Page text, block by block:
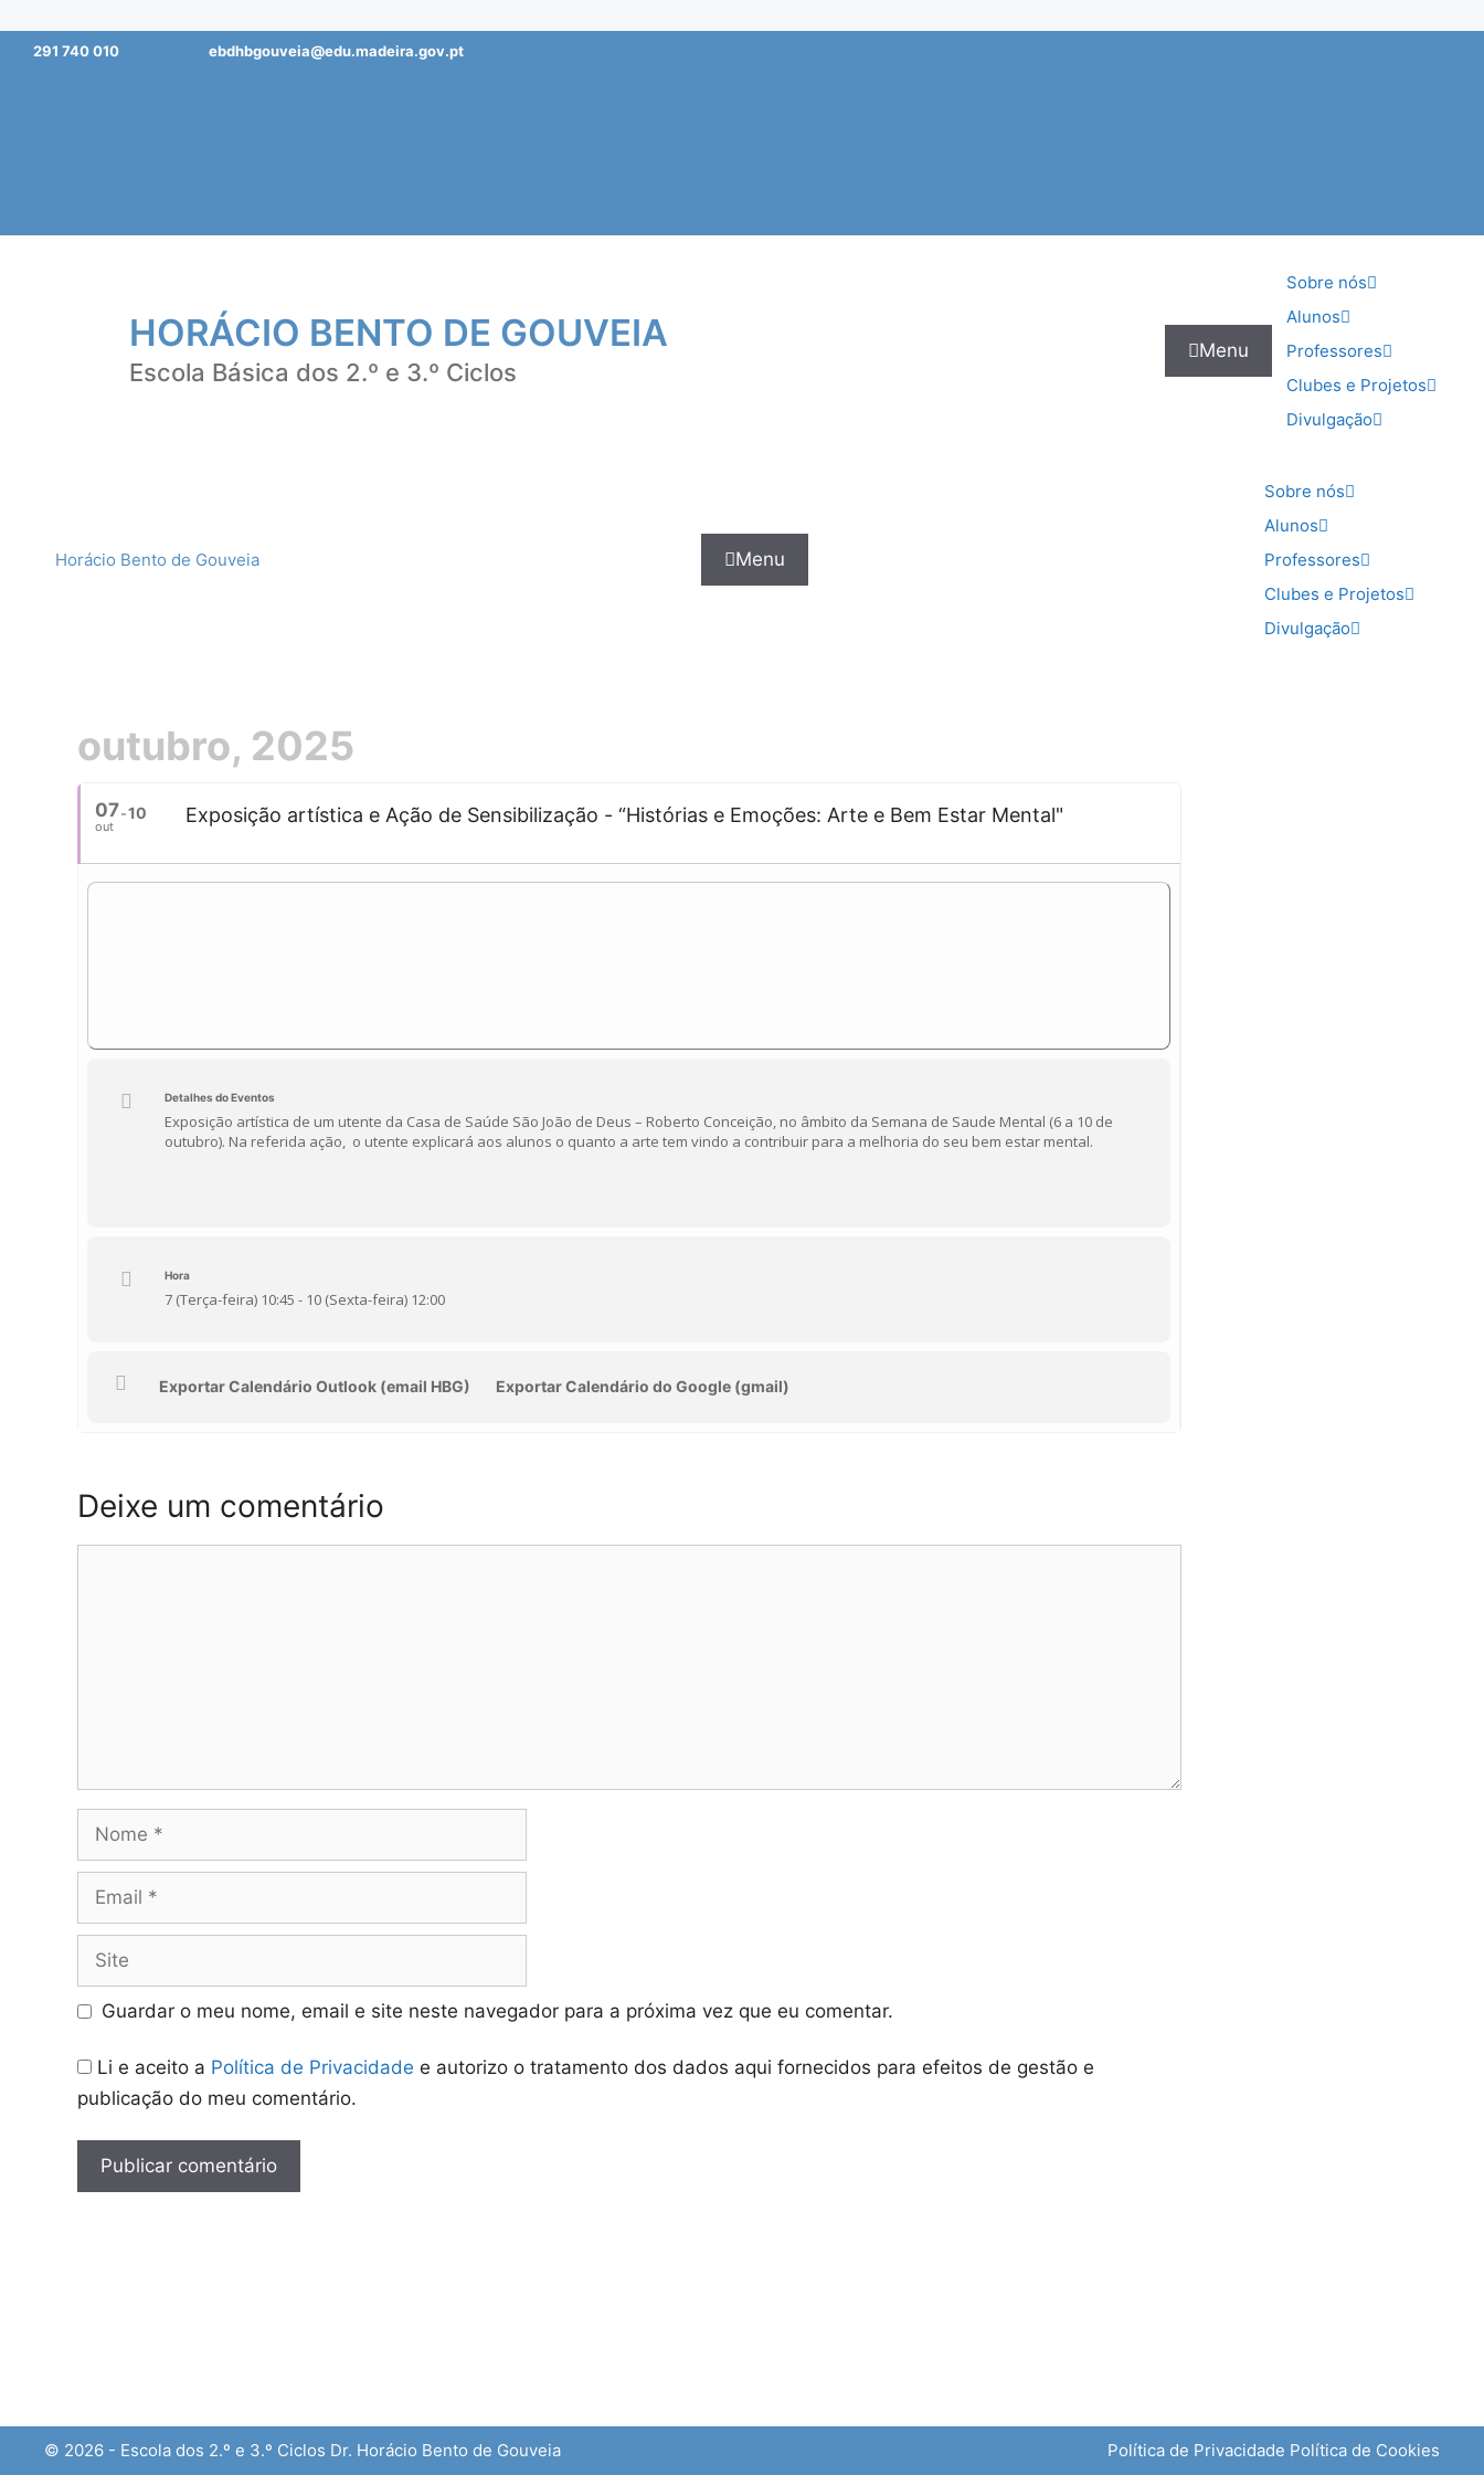
Saltar291 740 010 ebdhbgouveia@edu.madeira.gov.pt
HORÁCIO BENTO DE GOUVEIA
Escola Básica dos 2.º e 3.º Ciclos
Menu
Sobre nós
Alunos
Professores
Clubes e Projetos
Divulgação
Horácio Bento de Gouveia Menu
Sobre nós
Alunos
Professores
Clubes e Projetos
Divulgação
outubro, 2025
07
out
10 Exposição artística e Ação de Sensibilização - “Histórias e Emoções: Arte e Bem Estar Mental"
Detalhes do Eventos
Exposição artística de um utente da Casa de Saúde São João de Deus – Roberto Conceição, no âmbito da Semana de Saude Mental (6 a 10 de
outubro). Na referida ação, o utente explicará aos alunos o quanto a arte tem vindo a contribuir para a melhoria do seu bem estar mental.
Hora
7 (Terça-feira) 10:45 - 10 (Sexta-feira) 12:00
Exportar Calendário Outlook (email HBG) Exportar Calendário do Google (gmail)
Deixe um comentário
Nome
Email
Site
Guardar o meu nome, email e site neste navegador para a próxima vez que eu comentar.
Li e aceito a Política de Privacidade e autorizo o tratamento dos dados aqui fornecidos para efeitos de gestão e
publicação do meu comentário.
Política de Privacidade Política de Cookies
© 2026 - Escola dos 2.º e 3.º Ciclos Dr. Horácio Bento de Gouveia